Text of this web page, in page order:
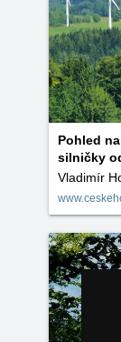
Pohled
silničky
Vladimír